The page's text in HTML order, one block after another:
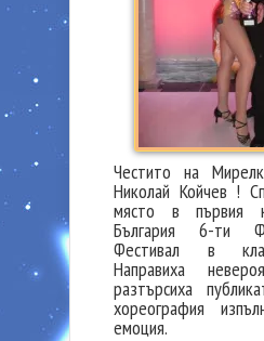
Честито на
Николай Койчев !
място в първия
България 6-ти
Фестивал в
Направиха
разтърсиха
хореография
емоция.